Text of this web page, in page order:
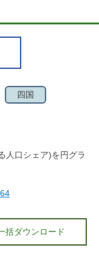
四国
人口シェア)を円グラ
括ダウンロード